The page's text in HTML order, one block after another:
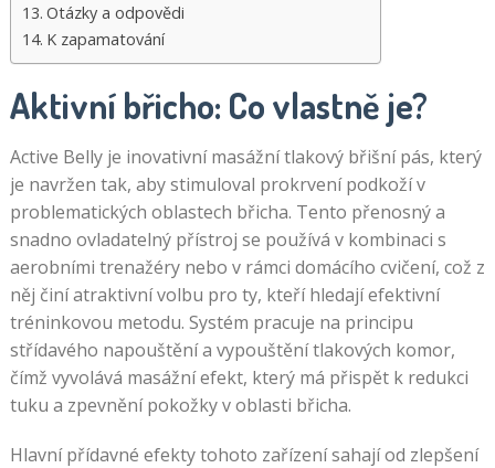
Otázky a odpovědi
K zapamatování
Aktivní břicho: Co vlastně je?
Active Belly je inovativní masážní tlakový břišní pás, který
je navržen tak, aby stimuloval prokrvení podkoží v
problematických oblastech břicha. Tento přenosný a
snadno ovladatelný přístroj se používá v kombinaci s
aerobními trenažéry nebo v rámci domácího cvičení, což z
něj činí atraktivní volbu pro ty, kteří hledají efektivní
tréninkovou metodu. Systém pracuje na principu
střídavého napouštění a vypouštění tlakových komor,
čímž vyvolává masážní efekt, který má přispět k redukci
tuku a zpevnění pokožky v oblasti břicha.
Hlavní přídavné efekty tohoto zařízení sahají od zlepšení